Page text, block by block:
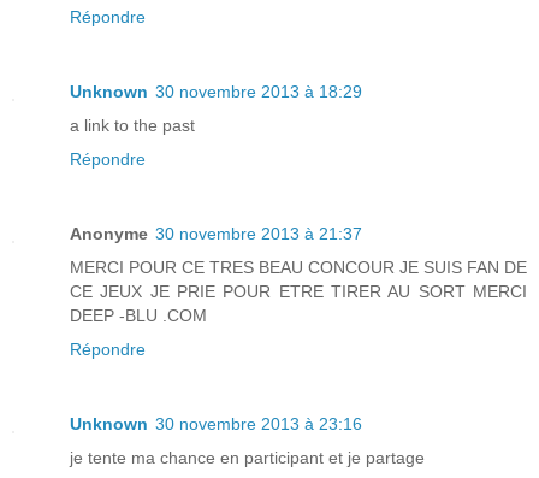
Répondre
Unknown 30 novembre 2013 à 18:29
a link to the past
Répondre
Anonyme 30 novembre 2013 à 21:37
MERCI POUR CE TRES BEAU CONCOUR JE SUIS FAN DE
CE JEUX JE PRIE POUR ETRE TIRER AU SORT MERCI
DEEP -BLU .COM
Répondre
Unknown 30 novembre 2013 à 23:16
je tente ma chance en participant et je partage